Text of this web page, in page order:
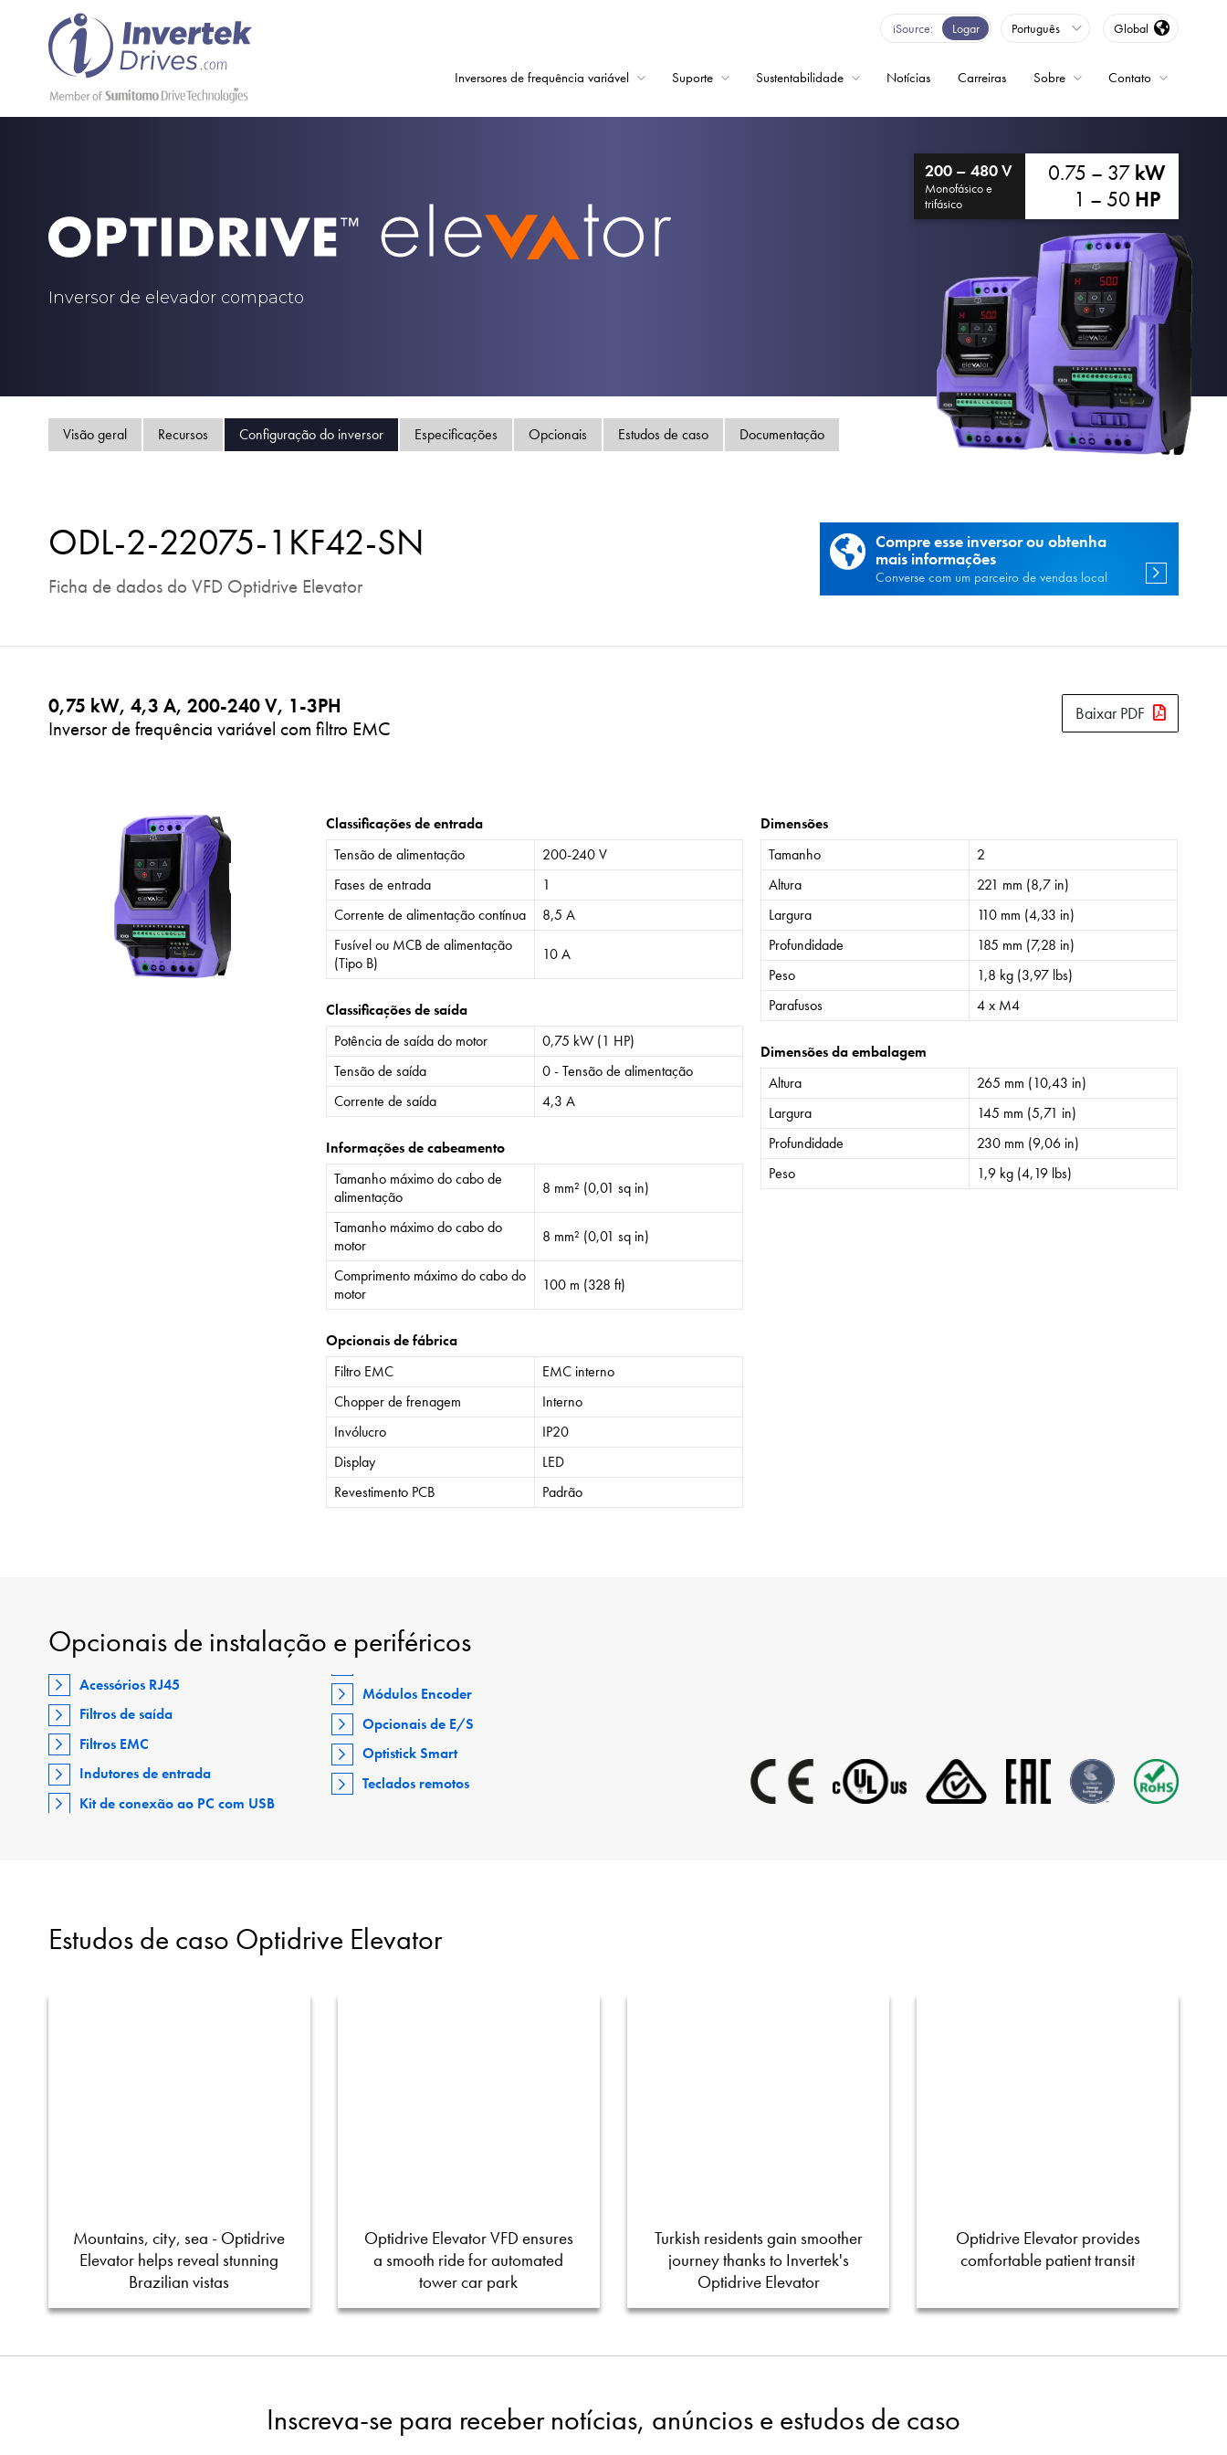
iSource Logar Português Global
Inversores de frequência variável Suporte Sustentabilidade Notícias Carreiras Sobre Contato
Inversor de elevador compacto
200 – 480 V
Monofásico e
trifásico
0.75 – 37 kW
1 – 50 HP
Visão geral Recursos Configuração do inversor Especificações Opcionais Estudos de caso Documentação
ODL-2-22075-1KF42-SN
Ficha de dados do VFD Optidrive Elevator
Compre esse inversor ou obtenha
mais informações
Converse com um parceiro de vendas local
0,75 kW, 4,3 A, 200-240 V, 1-3PH
Inversor de frequência variável com filtro EMC
Baixar PDF
Classificações de entrada
Tensão de alimentação
200-240 V
Fases de entrada
1
Corrente de alimentação contínua
8,5 A
Fusível ou MCB de alimentação
(Tipo B)
10 A
Classificações de saída
Potência de saída do motor
0,75 kW (1 HP)
Tensão de saída
0 - Tensão de alimentação
Corrente de saída
4,3 A
Informações de cabeamento
Tamanho máximo do cabo de
alimentação
8 mm² (0,01 sq in)
Tamanho máximo do cabo do
motor
8 mm² (0,01 sq in)
Comprimento máximo do cabo do
motor
100 m (328 ft)
Opcionais de fábrica
Filtro EMC
EMC interno
Chopper de frenagem
Interno
Invólucro
IP20
Display
LED
Revestimento PCB
Padrão
Dimensões
Tamanho
2
Altura
221 mm (8,7 in)
Largura
110 mm (4,33 in)
Profundidade
185 mm (7,28 in)
Peso
1,8 kg (3,97 lbs)
Parafusos
4 x M4
Dimensões da embalagem
Altura
265 mm (10,43 in)
Largura
145 mm (5,71 in)
Profundidade
230 mm (9,06 in)
Peso
1,9 kg (4,19 lbs)
Opcionais de instalação e periféricos
Acessórios RJ45
Filtros de saída
Filtros EMC
Indutores de entrada
Kit de conexão ao PC com USB
Módulos Encoder
Opcionais de E/S
Optistick Smart
Teclados remotos
Estudos de caso Optidrive Elevator
Mountains, city, sea - Optidrive
Elevator helps reveal stunning
Brazilian vistas
Optidrive Elevator VFD ensures
a smooth ride for automated
tower car park
Turkish residents gain smoother
journey thanks to Invertek's
Optidrive Elevator
Optidrive Elevator provides
comfortable patient transit
Inscreva-se para receber notícias, anúncios e estudos de caso
Política de Privacidade
Mapa do site